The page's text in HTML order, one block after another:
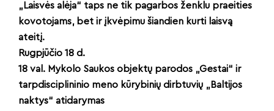
„Laisvės alėja“ taps ne tik pagarbos ženklu praeities
kovotojams, bet ir įkvėpimu šiandien kurti laisvą
ateitį.
Rugpjūčio 18 d.
18 val. Mykolo Saukos objektų parodos „Gestai“ ir
tarpdisciplininio meno kūrybinių dirbtuvių „Baltijos
naktys“ atidarymas